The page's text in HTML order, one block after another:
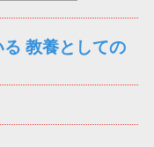
教養としての